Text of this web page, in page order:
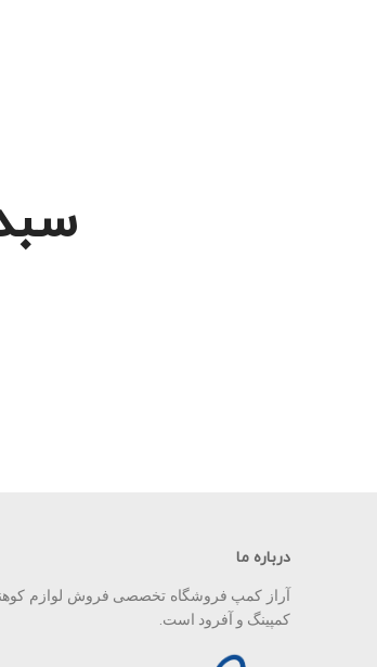
درباره ما
آراز کمپ فروشگاه تخصصی فروش لوازم
کمپینگ و آفرود است.